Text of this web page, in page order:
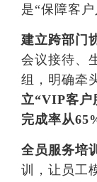
是“保障客
建立跨部门
会议接待、
组，明确牵
立“VIP客户
完成率从
全员服务培
训，让员工